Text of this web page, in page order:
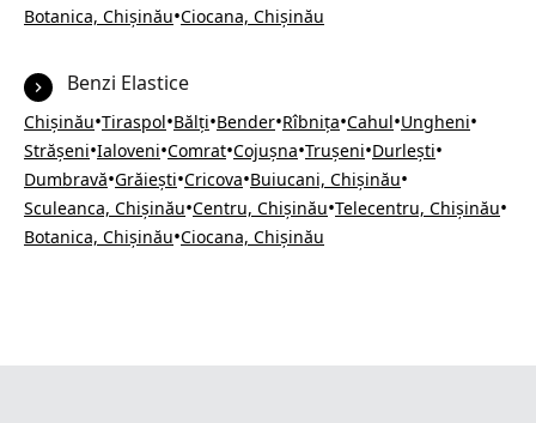
Botanica, Chișinău•Ciocana, Chișinău
Benzi Elastice
Chișinău•Tiraspol•Bălți•Bender•Rîbnița•Cahul•Ungheni•
Strășeni•Ialoveni•Comrat•Cojușna•Trușeni•Durlești•
Dumbravă•Grăiești•Cricova•Buiucani, Chișinău•
Sculeanca, Chișinău•Centru, Chișinău•Telecentru, Chișinău•
Botanica, Chișinău•Ciocana, Chișinău